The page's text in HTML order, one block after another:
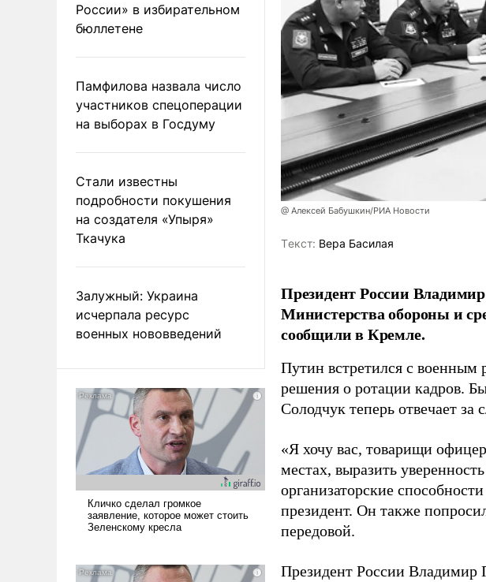
России» в избирательном
бюллетене
Памфилова назвала число
участников спецоперации
на выборах в Госдуму
Стали известны
подробности покушения
на создателя «Упыря»
Ткачука
Залужный: Украина
исчерпала ресурс
военных нововведений
@ Алексей Бабушкин/РИА Новости
Tекст: Вера Басилая
Президент России
Министерства обороны и
сообщили в Кремле.
Путин встретился с военным
решения о ротации кадров.
Солодчук теперь отвечает
«Я хочу вас, товарищи
местах, выразить
организаторские
президент. Он также
передовой.
Президент России Владимир